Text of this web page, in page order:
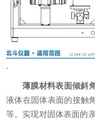
.
薄膜材料表面倾斜
液体在固体表面的接触
等。实现对固体表面的